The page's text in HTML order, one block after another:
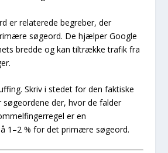
er relaterede begreber, der
søgeord. De hjælper Google
bredde og kan tiltrække trafik fra
Skriv i stedet for den faktiske
søgeordene der, hvor de falder
er en
1–2 % for det primære søgeord.